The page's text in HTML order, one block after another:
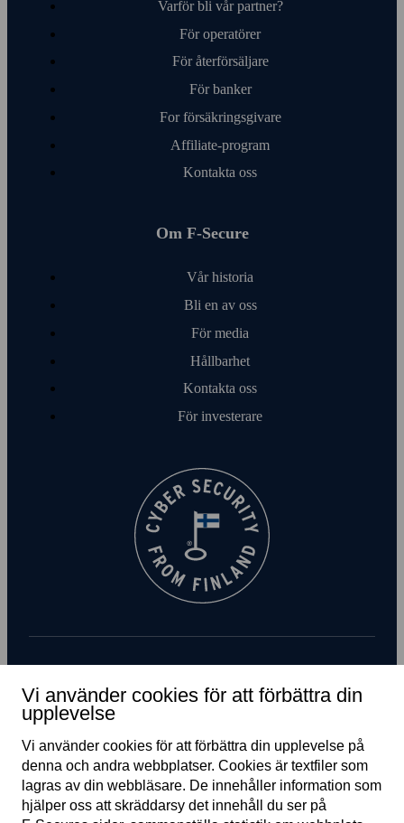
Varför bli vår partner?
För operatörer
För åter­försäljare
För banker
For försäkringsgivare
Affiliate-program
Kontakta oss
Om F‑Secure
Vår historia
Bli en av oss
För media
Hållbarhet
Kontakta oss
För investerare
Prenumerera på nyhetsbrev
Vi använder cookies för att förbättra din
upplevelse
Vi använder cookies för att förbättra din upplevelse på
denna och andra webb­platser. Cookies är text­filer som
lagras av din webb­läsare. De innehåller information som
hjälper oss att skräddarsy det innehåll du ser på